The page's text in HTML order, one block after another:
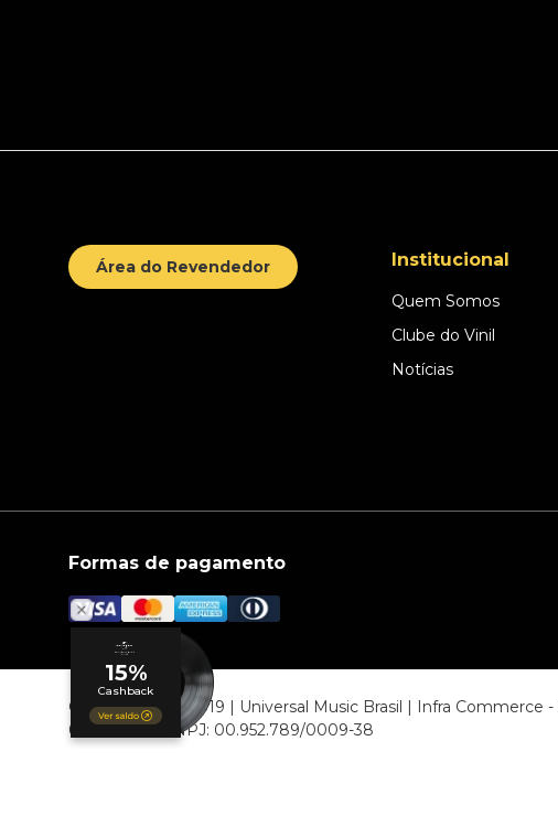
Área do Revendedor Institucional
Quem Somos
Clube do Vinil
Notícias
Formas de pagamento
© COPYRIGHT 2019 | Universal Music Brasil | Infra Commerce
06807-000 CNPJ: 00.952.789/0009-38